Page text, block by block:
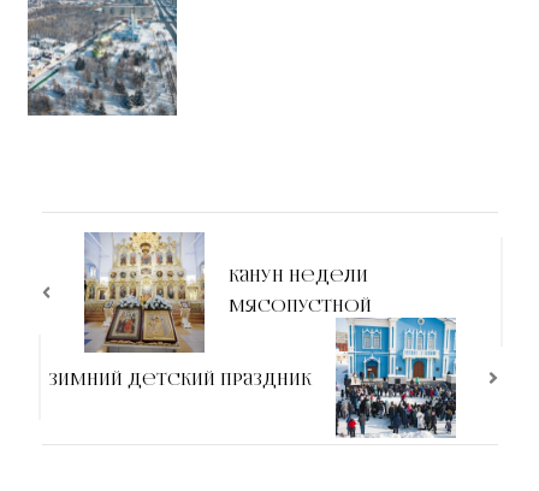
канун Недели
мясопустной
Зимний детский праздник